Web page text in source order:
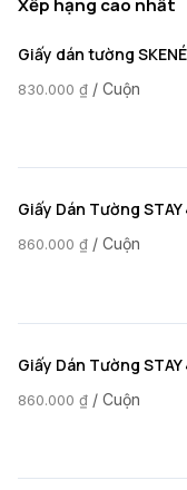
Giấy dán tường
830.000 ₫ / Cuộn
Giấy Dán Tường STAY
860.000 ₫ / Cuộn
Giấy Dán Tường STAY
860.000 ₫ / Cuộn